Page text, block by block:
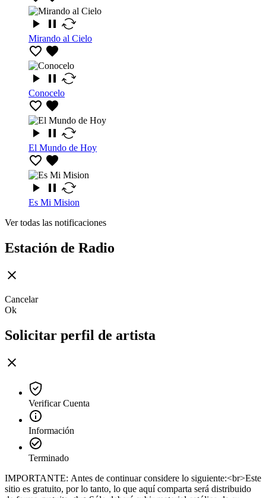
Mirando al Cielo
Conocelo
El Mundo de Hoy
Es Mi Mision
Ver todas las notificaciones
Estación de Radio
Cancelar
Ok
Solicitar perfil de artista
Verificar Cuenta
Información
Terminado
IMPORTANTE: Antes de continuar considere lo siguiente:<br>Este
sitio es gratuito, por lo tanto, lo que aquí comparta será distribuido